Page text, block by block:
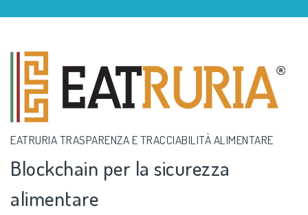
EATRURIA TRASPARENZA E TRACCIABILITÀ ALIMENTARE
Blockchain per la sicurezza
alimentare